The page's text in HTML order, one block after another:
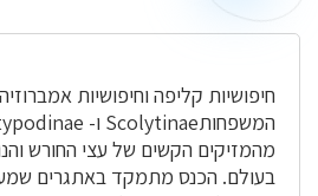
חיפושיות קליפה וחיפושיות
מהמזיקים הקשים של עצי החורש
בעולם. הכנס מתמקד באתגרים